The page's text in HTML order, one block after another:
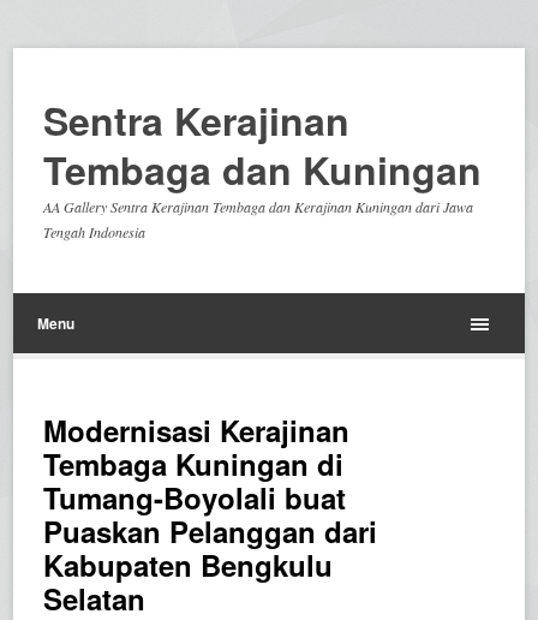
Sentra Kerajinan
Tembaga dan Kuningan
AA Gallery Sentra Kerajinan Tembaga dan Kerajinan Kuningan dari Jawa
Tengah Indonesia
Menu
Modernisasi Kerajinan
Tembaga Kuningan di
Tumang-Boyolali buat
Puaskan Pelanggan dari
Kabupaten Bengkulu
Selatan